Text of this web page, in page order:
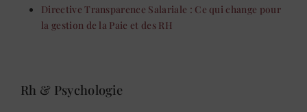
Directive Transparence Salariale : Ce qui change pour
la gestion de la Paie et des RH
Rh & Psychologie